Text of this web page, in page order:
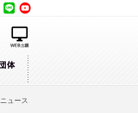
ニュース